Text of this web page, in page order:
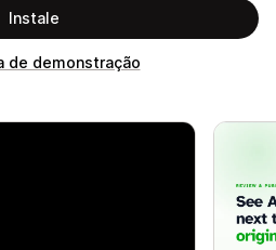
Instale
de demonstração